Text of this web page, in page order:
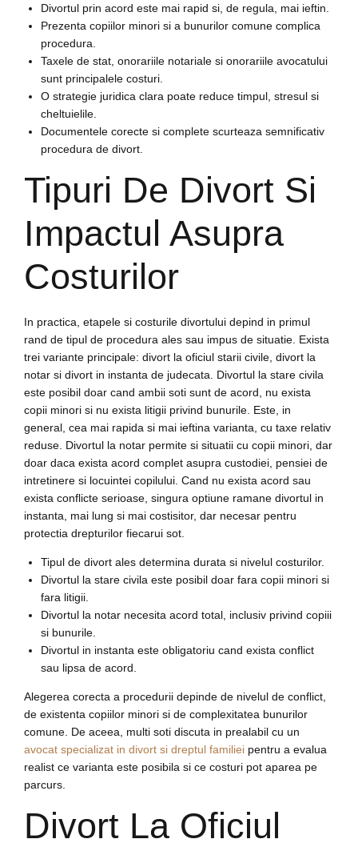
Divortul prin acord este mai rapid si, de regula, mai ieftin.
Prezenta copiilor minori si a bunurilor comune complica
procedura.
Taxele de stat, onorariile notariale si onorariile avocatului
sunt principalele costuri.
O strategie juridica clara poate reduce timpul, stresul si
cheltuielile.
Documentele corecte si complete scurteaza semnificativ
procedura de divort.
Tipuri De Divort Si
Impactul Asupra
Costurilor
In practica, etapele si costurile divortului depind in primul
rand de tipul de procedura ales sau impus de situatie. Exista
trei variante principale: divort la oficiul starii civile, divort la
notar si divort in instanta de judecata. Divortul la stare civila
este posibil doar cand ambii soti sunt de acord, nu exista
copii minori si nu exista litigii privind bunurile. Este, in
general, cea mai rapida si mai ieftina varianta, cu taxe relativ
reduse. Divortul la notar permite si situatii cu copii minori, dar
doar daca exista acord complet asupra custodiei, pensiei de
intretinere si locuintei copilului. Cand nu exista acord sau
exista conflicte serioase, singura optiune ramane divortul in
instanta, mai lung si mai costisitor, dar necesar pentru
protectia drepturilor fiecarui sot.
Tipul de divort ales determina durata si nivelul costurilor.
Divortul la stare civila este posibil doar fara copii minori si
fara litigii.
Divortul la notar necesita acord total, inclusiv privind copiii
si bunurile.
Divortul in instanta este obligatoriu cand exista conflict
sau lipsa de acord.
Alegerea corecta a procedurii depinde de nivelul de conflict,
de existenta copiilor minori si de complexitatea bunurilor
comune. De aceea, multi soti discuta in prealabil cu un
avocat specializat in divort si dreptul familiei pentru a evalua
realist ce varianta este posibila si ce costuri pot aparea pe
parcurs.
Divort La Oficiul